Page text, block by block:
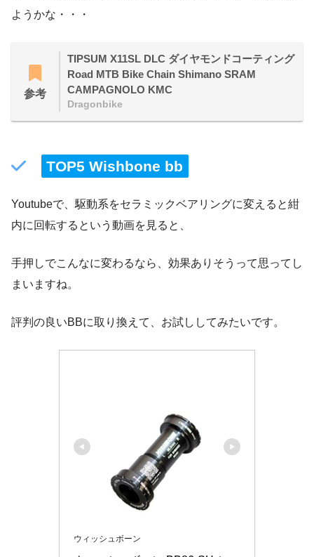
ようかな・・・
参考
TIPSUM X11SL DLC ダイヤモンドコーティング
Road MTB Bike Chain Shimano SRAM
CAMPAGNOLO KMC
Dragonbike
TOP5 Wishbone bb
Youtubeで、駆動系をセラミックベアリングに変えると紺
内に回転するという動画を見ると、
手押しでこんなに変わるなら、効果ありそうって思ってし
まいますね。
評判の良いBBに取り換えて、お試ししてみたいです。
ウィッシュボーン